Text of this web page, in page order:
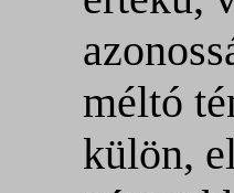
méltó
külön,